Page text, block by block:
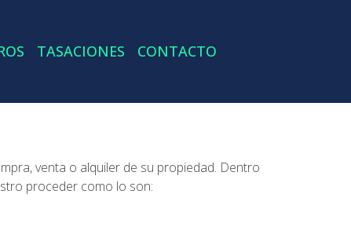
TASACIONES CONTACTO
venta o alquiler de su propiedad. Dentro
proceder como lo son: